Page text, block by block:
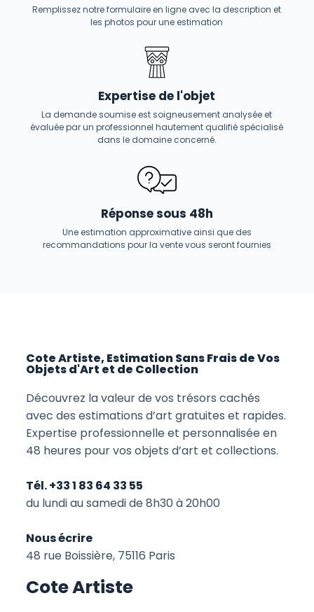
Remplissez notre formulaire en ligne avec la description et
les photos pour une estimation
Expertise de l'objet
La demande soumise est soigneusement analysée et
évaluée par un professionnel hautement qualifié spécialisé
dans le domaine concerné.
Réponse sous 48h
Une estimation approximative ainsi que des
recommandations pour la vente vous seront fournies
Cote Artiste, Estimation Sans Frais de Vos
Objets d'Art et de Collection
Découvrez la valeur de vos trésors cachés
avec des estimations d’art gratuites et rapides.
Expertise professionnelle et personnalisée en
48 heures pour vos objets d’art et collections.
Tél. +33 1 83 64 33 55
du lundi au samedi de 8h30 à 20h00
Nous écrire
48 rue Boissière, 75116 Paris
Cote Artiste